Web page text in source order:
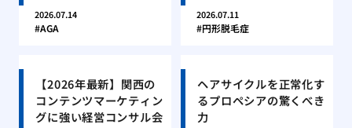
2026.07.14
AGA
2026.07.11
円形脱毛症
【2026年最新】関西の
コンテンツマーケティン
グに強い経営コンサル会
ヘアサイクルを正常化す
るプロペシアの驚くべき
力